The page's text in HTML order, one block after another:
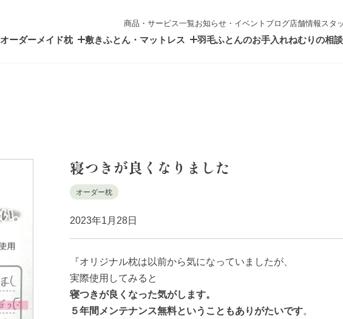
商品・サービス一覧お知らせ・イベント ブログ店舗情報 スタ
オーダーメイド枕 敷きふとん・マットレス 羽毛ふとんのお手入れねむりの相
寝つきが良くなりました
オーダー枕
2023年1月28日
『オリジナル枕は以前から気になっていましたが、
実際使用してみると
寝つきが良くなった気がします。
５年間メンテナンス無料ということもありがたいです。